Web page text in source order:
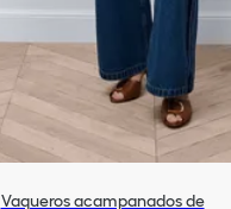
Vaqueros acampanados de